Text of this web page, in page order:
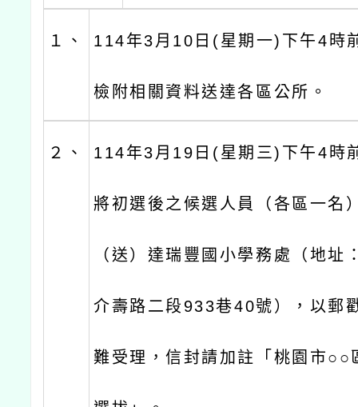
１、 114年3月10日(星期一)下午4時
檢附相關資料送達各區公所。
２、 114年3月19日(星期三)下午4時
將初選後之候選人員（各區一名
（送）達瑞豐國小學務處（地址
介壽路二段933巷40號），以郵
難受理，信封請加註「桃園市○○